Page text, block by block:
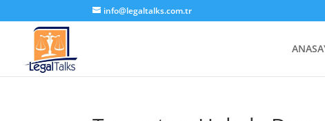
info@legaltalks.com.tr